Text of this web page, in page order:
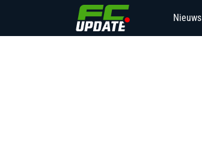
Nieuws